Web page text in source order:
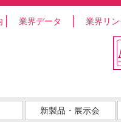
業界データ 業界リン
新製品・展示会